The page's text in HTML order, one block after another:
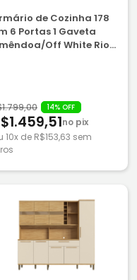
de Cozinha 178
6 Portas 1 Gaveta
Off White Rio
14% OFF
no pix
10x de R$153,63 sem